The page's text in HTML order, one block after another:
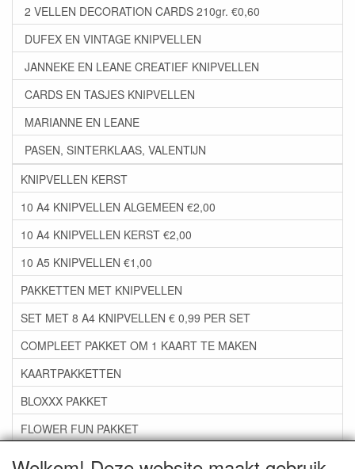
2 VELLEN DECORATION CARDS 210gr. €0,60
DUFEX EN VINTAGE KNIPVELLEN
JANNEKE EN LEANE CREATIEF KNIPVELLEN
CARDS EN TASJES KNIPVELLEN
MARIANNE EN LEANE
PASEN, SINTERKLAAS, VALENTIJN
KNIPVELLEN KERST
10 A4 KNIPVELLEN ALGEMEEN €2,00
10 A4 KNIPVELLEN KERST €2,00
10 A5 KNIPVELLEN €1,00
PAKKETTEN MET KNIPVELLEN
SET MET 8 A4 KNIPVELLEN € 0,99 PER SET
COMPLEET PAKKET OM 1 KAART TE MAKEN
KAARTPAKKETTEN
BLOXXX PAKKET
FLOWER FUN PAKKET
***GROEP 06*** TAPE/LIJM SNIJMALLEN STEMPELS